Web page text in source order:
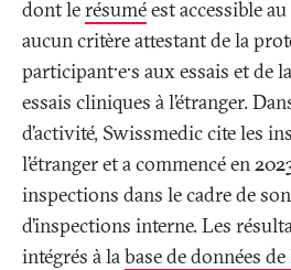
dont lerésuméest accessible
aucun critère attestant de la
participant·e·s aux essais et de
essais cliniques à l’étranger.
d’activité, Swissmedic cite les
l’étranger et a commencé en
inspections dans le cadre de
d’inspections interne. Les
intégrés à labase de données